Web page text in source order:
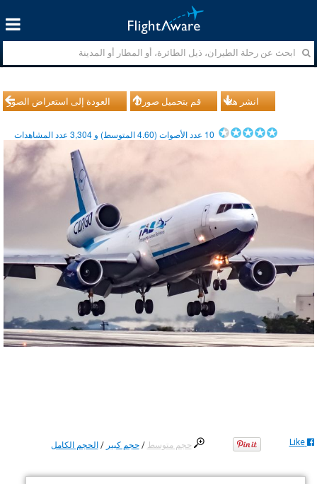
العودة إلى استعراض الصور قم بتحميل صورك انشر هذا
10 عدد الأصوات (4.60المتوسط) و 3,304عدد المشاهدات
حجم متوسط /حجم كبير /الحجم الكامل Like